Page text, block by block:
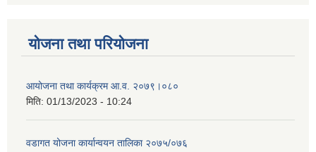
योजना तथा परियोजना
आयोजना तथा कार्यक्रम आ.व. २०७९।०८०
मिति: 01/13/2023 - 10:24
वडागत योजना कार्यान्वयन तालिका २०७५/०७६